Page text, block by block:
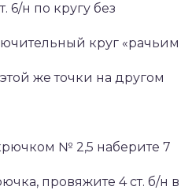
6/н по кругу без
круг «рачьим
же точки на другом
№ 2,5 наберите 7
провяжите 4 ст. б/н в